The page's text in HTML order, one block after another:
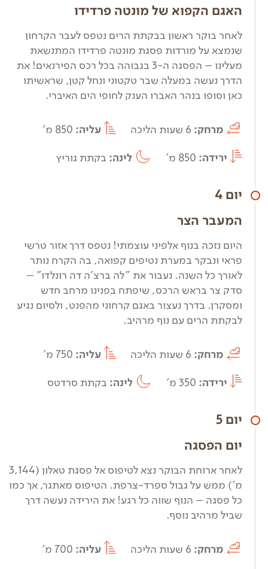
האגם הקפוא של מונטה פרדידו
לאחר בוקר ראשון בבקתת הרים נטפס לעבר הקרחון
שנמצא על מורדות פסגת מונטה פרדידו המתנשאת
מעלינו – הפסגה ה-3 בגבוהה בכל רכס הפירנאים! את
הדרך נעשה במעלה שבר טקטוני ונחל קטן, שראשיתו
כאן וסופו בנהר האברו הענק לחופי הים האיברי.
מרחק: 6 שעות הליכה עליה: 850 מ'
ירידה: 850 מ' לינה: בקתת גוריץ
יום 4
המעבר הצר
היום נזכה בנוף אלפיני עוצמתי! נטפס דרך אזור טרשי
פראי ונבקר במערת נטיפים קפואה, בה הקרח נותר
לאורך כל השנה. נעבור את "לה ברצ'ה דה רונלדו" –
סדק צר בראש הרכס, שיפתח בפנינו מרחב חדש
ומסקרן. בדרך נעצור באגם קרחוני מהפנט, ולסיום נגיע
לבקתת הרים עם נוף מרהיב.
מרחק: 6 שעות הליכה עליה: 750 מ'
ירידה: 350 מ' לינה: בקתת סרדטס
יום 5
יום הפסגה
לאחר ארוחת הבוקר נצא לטיפוס אל פסגת טאלון (3,144
מ') ממש על גבול ספרד-צרפת. הטיפוס מאתגר, אך כמו
כל פסגה – הנוף שווה כל רגע! את הירידה נעשה דרך
שביל מרהיב נוסף.
מרחק: 6 שעות הליכה עליה: 700 מ'